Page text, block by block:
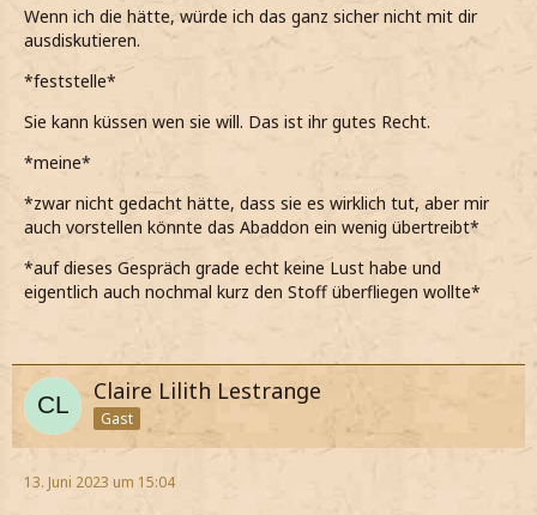
Wenn ich die hätte, würde ich das ganz sicher nicht mit dir
ausdiskutieren.
*feststelle*
Sie kann küssen wen sie will. Das ist ihr gutes Recht.
*meine*
*zwar nicht gedacht hätte, dass sie es wirklich tut, aber mir
auch vorstellen könnte das Abaddon ein wenig übertreibt*
*auf dieses Gespräch grade echt keine Lust habe und
eigentlich auch nochmal kurz den Stoff überfliegen wollte*
Claire Lilith Lestrange
Gast
13. Juni 2023 um 15:04